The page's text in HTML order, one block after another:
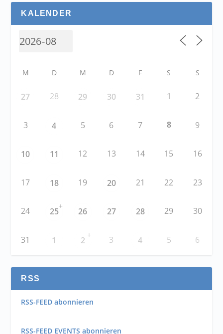
KALENDER
M D M D F S S
27 28 29 30 31 1 2
3 4 5 6 7 8 9
10 11 12 13 14 15 16
17 18 19 20 21 22 23
24 25
+
26 27 28 29 30
31 1 2
+ 3 4 5 6
RSS
RSS-FEED abonnieren
RSS-FEED EVENTS abonnieren